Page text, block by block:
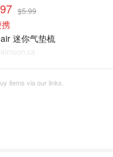
$5.99
迷你气垫梳
items via our links.